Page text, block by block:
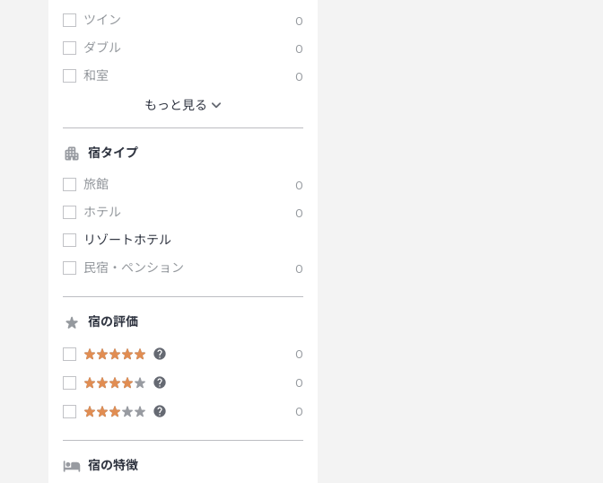
ツイン
0
ダブル
0
和室
0
もっと見る
宿タイプ
旅館
0
ホテル
0
リゾートホテル
民宿・ペンション
0
宿の評価
0
0
0
宿の特徴